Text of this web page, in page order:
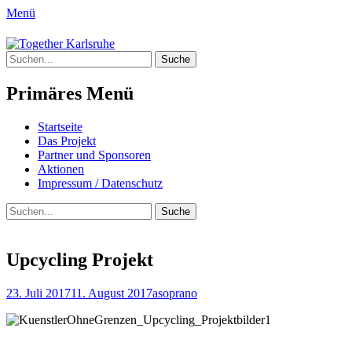
Menü
Together Karlsruhe
Integration von jungen Menschen mit
Fluchterfahrung und
Migrationshintergrund
Suche
nach:
Primäres Menü
Springe
zum
Inhalt
Startseite
Das Projekt
Partner und Sponsoren
Aktionen
Impressum / Datenschutz
Suchen
Suche
nach:
Upcycling Projekt
Posted
23. Juli 201711. August 2017Author
asoprano